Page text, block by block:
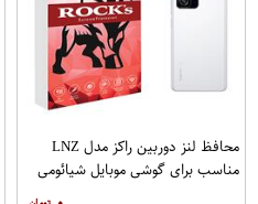
محافظ لنز دوربین راکز مدل LNZ
مناسب برای گوشی موبایل شیائومی